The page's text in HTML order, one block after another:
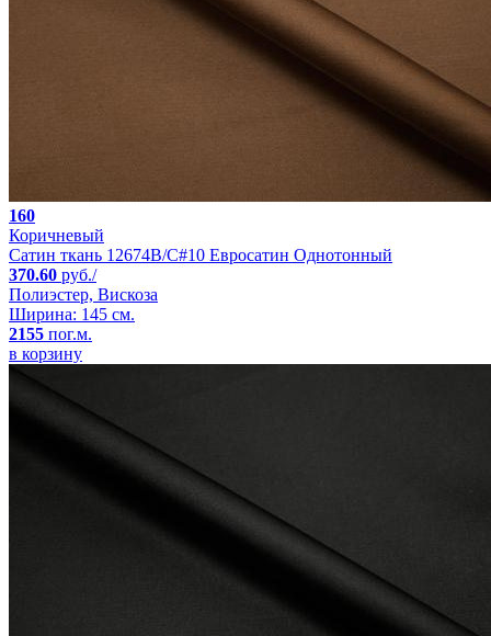
160
Коричневый
Сатин ткань 12674B/C#10 Евросатин Однотонный
370.60 руб./
Полиэстер, Вискоза
Ширина: 145 см.
2155 пог.м.
в корзину